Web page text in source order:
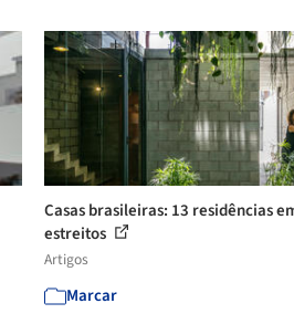
Casas brasileiras: 13 residências
estreitos
Artigos
Marcar